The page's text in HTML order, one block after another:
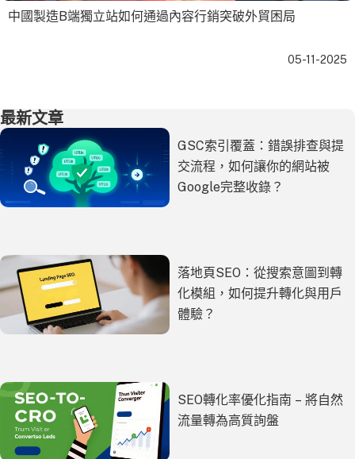
中國製造B端獨立站如何通過內容行銷突破外貿困局
05-11-2025
最新文章
GSC索引覆蓋：錯誤排查與提
交流程，如何讓你的網站被
Google完整收錄？
落地頁SEO：從搜索意圖到轉
化模組，如何提升轉化與用戶
體驗？
SEO轉化率優化指南 – 將自然
流量轉為高質詢盤